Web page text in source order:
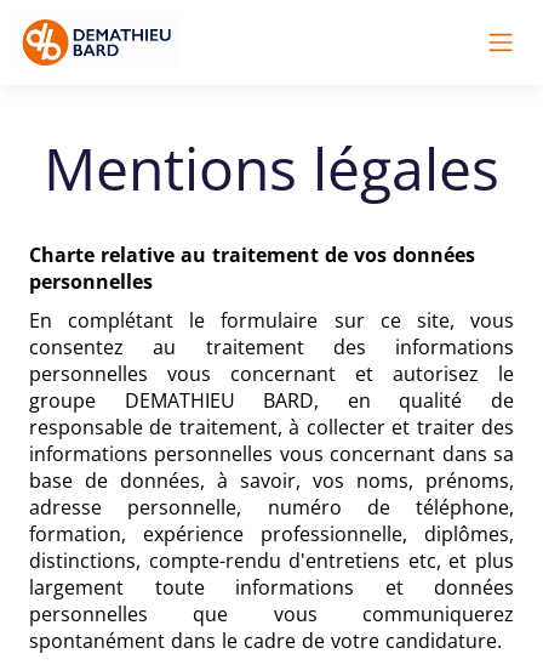
Mentions légales
Charte relative au traitement de vos données
personnelles
En complétant le formulaire sur ce site, vous
consentez au traitement des informations
personnelles vous concernant et autorisez le
groupe DEMATHIEU BARD, en qualité de
responsable de traitement, à collecter et traiter des
informations personnelles vous concernant dans sa
base de données, à savoir, vos noms, prénoms,
adresse personnelle, numéro de téléphone,
formation, expérience professionnelle, diplômes,
distinctions, compte-rendu d'entretiens etc, et plus
largement toute informations et données
personnelles que vous communiquerez
spontanément dans le cadre de votre candidature.